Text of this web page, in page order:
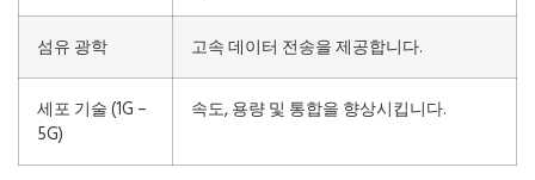
섬유 광학 고속 데이터 전송을 제공합니다.
세포 기술 (1G –
5G)
속도, 용량 및 통합을 향상시킵니다.